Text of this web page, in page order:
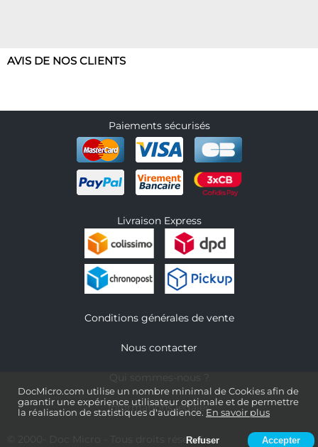
DocMicro.com utilise un nombre minimal de Cookies afin de
garantir une expérience utilisateur optimale et de permettre
la réalisation de statistiques d'audience. En savoir plus
Refuser Accepter
AVIS DE NOS CLIENTS
Paiements sécurisés
Livraison Express
Conditions générales de vente
Nous contacter
Informations légales
- Tous droits réservés